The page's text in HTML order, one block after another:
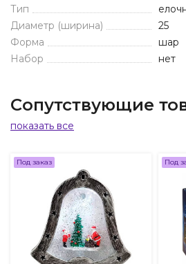
Тип
Диаметр (ширина)
25
Форма
шар
Набор
нет
Сопутствующие
показать все
Под заказ Под